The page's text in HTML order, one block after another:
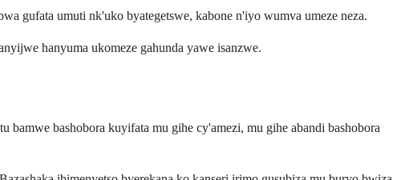
gufata umuti nk'uko byategetswe, kabone n'iyo wumva umeze neza.
hanyuma ukomeze gahunda yawe isanzwe.
bashobora kuyifata mu gihe cy'amezi, mu gihe abandi bashobora